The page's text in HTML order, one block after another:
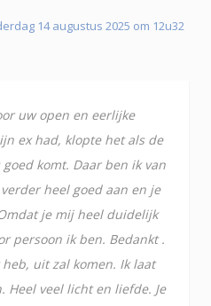
14 augustus 2025 om 12u32
uw open en eerlijke
ex had, klopte het als de
komt. Daar ben ik van
heel goed aan en je
je mij heel duidelijk
persoon ik ben. Bedankt .
uit zal komen. Ik laat
Heel veel licht en liefde. Je